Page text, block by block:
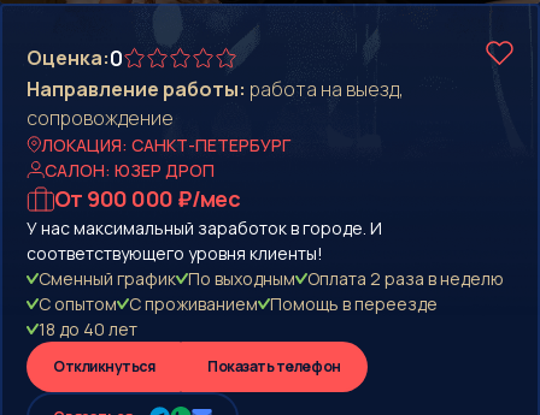
Оценка:0
Направление работы: работа на выезд,
сопровождение
ЛОКАЦИЯ: САНКТ-ПЕТЕРБУРГ
САЛОН: ЮЗЕР ДРОП
От 900 000 ₽/мес
У нас максимальный заработок в городе. И
соответствующего уровня клиенты!
Сменный график По выходным
Оплата 2 раза в неделю
С опытом
С проживанием Помощь в переезде
18 до 40 лет
Откликнуться Показать телефон